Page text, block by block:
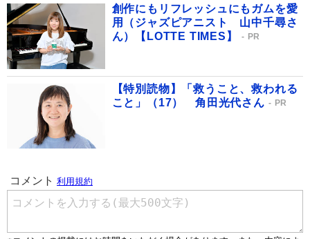
創作にもリフレッシュにもガムを愛
用（ジャズピアニスト 山中千尋さ
ん）【LOTTE TIMES】
PR
【特別読物】「救うこと、救われる
こと」（17） 角田光代さん
PR